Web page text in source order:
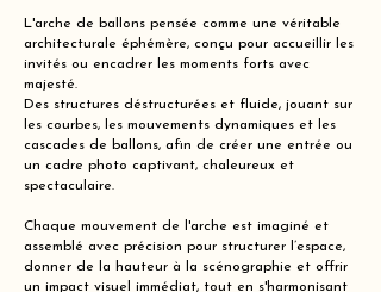
L'arche de ballons pensée comme une véritable
architecturale éphémère, conçu pour accueillir les
invités ou encadrer les moments forts avec
majesté.
Des structures déstructurées et fluide, jouant sur
les courbes, les mouvements dynamiques et les
cascades de ballons, afin de créer une entrée ou
un cadre photo captivant, chaleureux et
spectaculaire.
Chaque mouvement de l'arche est imaginé et
assemblé avec précision pour structurer l’espace,
donner de la hauteur à la scénographie et offrir
un impact visuel immédiat, tout en s'harmonisant